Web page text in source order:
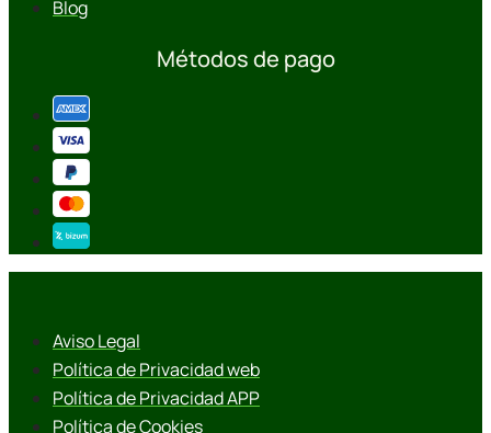
Blog
Métodos de pago
Aviso Legal
Política de Privacidad web
Política de Privacidad APP
Política de Cookies